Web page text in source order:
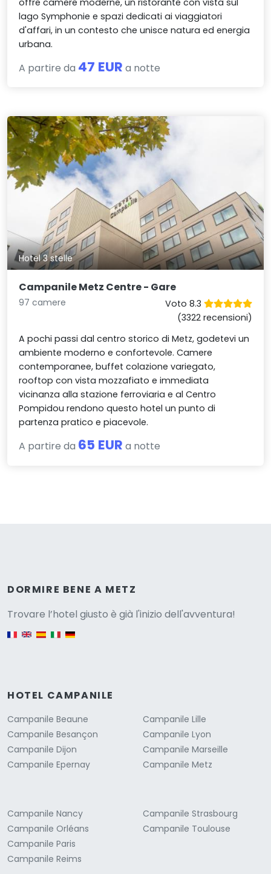
lago Symphonie e spazi dedicati ai viaggiatori
d'affari, in un contesto che unisce natura ed energia
urbana.
A partire da 47 EUR a notte
Hotel 3 stelle
Campanile Metz Centre - Gare
97 camere
Voto 8.3
(3322 recensioni)
A pochi passi dal centro storico di Metz, godetevi un
ambiente moderno e confortevole. Camere
contemporanee, buffet colazione variegato,
rooftop con vista mozzafiato e immediata
vicinanza alla stazione ferroviaria e al Centro
Pompidou rendono questo hotel un punto di
partenza pratico e piacevole.
A partire da 65 EUR a notte
DORMIRE BENE A METZ
Trovare l’hotel giusto è già l'inizio dell'avventura!
HOTEL CAMPANILE
Campanile Beaune
Campanile Besançon
Campanile Dijon
Campanile Epernay
Campanile Lille
Campanile Lyon
Campanile Marseille
Campanile Metz
Campanile Nancy
Campanile Orléans
Campanile Paris
Campanile Reims
Campanile Strasbourg
Campanile Toulouse